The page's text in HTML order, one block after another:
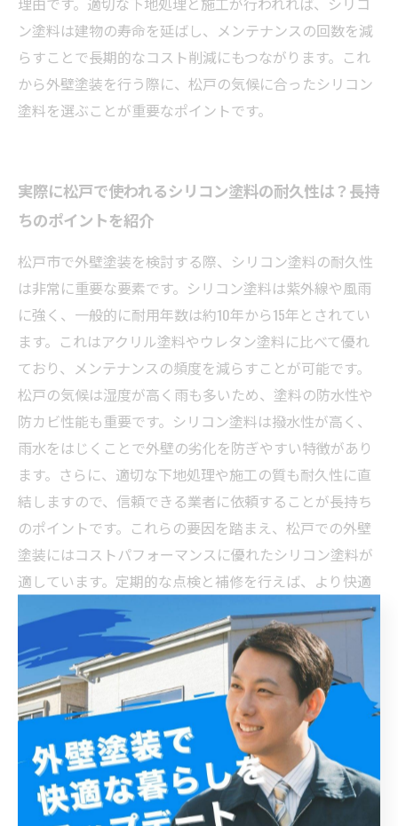
ン塗料は建物の寿命を延ばし、メンテナンスの回数を減
らすことで長期的なコスト削減にもつながります。これ
から外壁塗装を行う際に、松戸の気候に合ったシリコン
塗料を選ぶことが重要なポイントです。
実際に松戸で使われるシリコン塗料の耐久性は？長持
ちのポイントを紹介
松戸市で外壁塗装を検討する際、シリコン塗料の耐久性
は非常に重要な要素です。シリコン塗料は紫外線や風雨
に強く、一般的に耐用年数は約10年から15年とされてい
ます。これはアクリル塗料やウレタン塗料に比べて優れ
ており、メンテナンスの頻度を減らすことが可能です。
松戸の気候は湿度が高く雨も多いため、塗料の防水性や
防カビ性能も重要です。シリコン塗料は撥水性が高く、
雨水をはじくことで外壁の劣化を防ぎやすい特徴があり
ます。さらに、適切な下地処理や施工の質も耐久性に直
結しますので、信頼できる業者に依頼することが長持ち
のポイントです。これらの要因を踏まえ、松戸での外壁
塗装にはコストパフォーマンスに優れたシリコン塗料が
適しています。定期的な点検と補修を行えば、より快適
な住環境を長期間維持できるでしょう。
耐久性の高いシリコン塗料で松戸の家を守ろう！適切
な選び方とメンテナンス法
松戸市の気候や環境に適したシリコン塗料は、外壁の美
観と建物の保護を長期間にわたり両立します。シリコン
塗料は紫外線や風雨に強く、一般的に耐用年数は10年か